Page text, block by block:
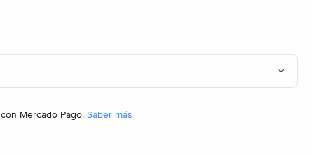
con Mercado Pago. Saber más